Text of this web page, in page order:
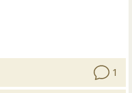
1